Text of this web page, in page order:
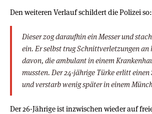
Den weiteren Verlauf schildert die Polizei so:
Dieser zog daraufhin ein Messer und
ein. Er selbst trug Schnittverletzungen an
davon, die ambulant in einem
mussten. Der 24-jährige Türke erlitt
und verstarb wenig später in einem
Der 26-Jährige ist inzwischen wieder auf